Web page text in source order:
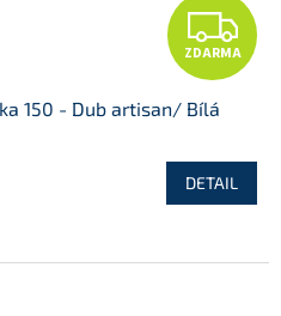
Z
D
R
A
ZDARMA
150 - Dub artisan/ Bílá
DETAIL